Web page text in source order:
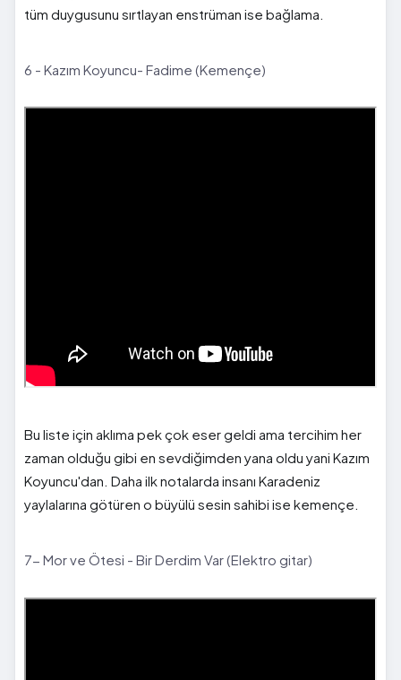
tüm duygusunu sırtlayan enstrüman ise bağlama.
6 - Kazım Koyuncu- Fadime (Kemençe)
Bu liste için aklıma pek çok eser geldi ama tercihim her
zaman olduğu gibi en sevdiğimden yana oldu yani Kazım
Koyuncu'dan. Daha ilk notalarda insanı Karadeniz
yaylalarına götüren o büyülü sesin sahibi ise kemençe.
7- Mor ve Ötesi - Bir Derdim Var (Elektro gitar)